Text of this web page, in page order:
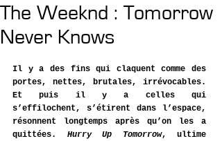
The Weeknd : Tomorrow
Never Knows
Il y a des fins qui claquent comme des
portes, nettes, brutales, irrévocables.
Et puis il y a celles qui
s’effilochent, s’étirent dans l’espace,
résonnent longtemps après qu’on les a
quittées. Hurry Up Tomorrow, ultime